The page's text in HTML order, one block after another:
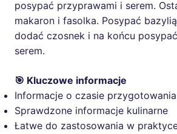
posypać przyprawami i serem.
makaron i fasolka. Posypać
dodać czosnek i na końcu
serem.
🎯 Kluczowe informacje
Informacje o czasie przygotowania
Sprawdzone informacje kulinarne
Łatwe do zastosowania w